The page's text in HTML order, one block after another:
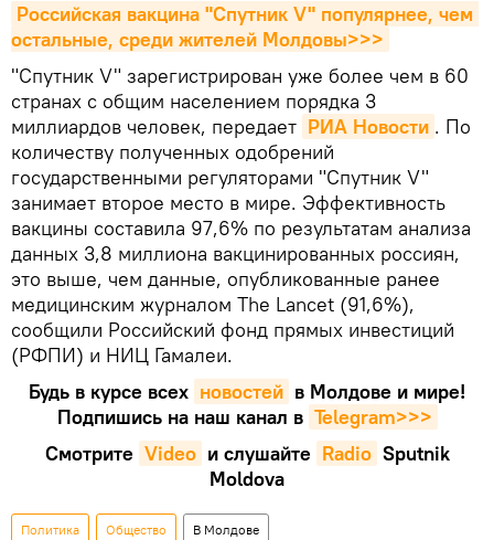
Российская вакцина "Спутник V" популярнее, чем
остальные, среди жителей Молдовы>>>
"Спутник V" зарегистрирован уже более чем в 60
странах с общим населением порядка 3
миллиардов человек, передает РИА Новости . По
количеству полученных одобрений
государственными регуляторами "Спутник V"
занимает второе место в мире. Эффективность
вакцины составила 97,6% по результатам анализа
данных 3,8 миллиона вакцинированных россиян,
это выше, чем данные, опубликованные ранее
медицинским журналом The Lancet (91,6%),
сообщили Российский фонд прямых инвестиций
(РФПИ) и НИЦ Гамалеи.
Будь в курсе всех новостей в Молдове и мире!
Подпишись на наш канал в Telegram>>>
Смотрите Video и слушайте Radio Sputnik
Moldova
Политика Общество В Молдове